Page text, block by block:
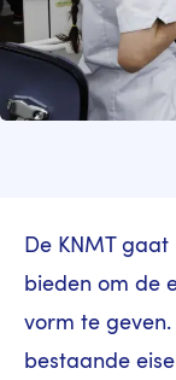
De KNMT
bieden om de
vorm te
bestaande